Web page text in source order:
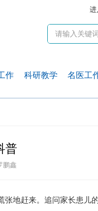
进
作 科研教学 名医工
普
鹏鑫
地赶来。追问家长患儿